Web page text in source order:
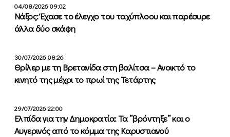
04/08/2026 09:02
Νάξος: Έχασε το έλεγχο του ταχύπλοου και παρέσυρε
άλλα δύο σκάφη
30/07/2026 08:26
Θρίλερ με τη Βρετανίδα στη βαλίτσα – Ανοικτό το
κινητό της μέχρι το πρωί της Τετάρτης
29/07/2026 22:00
Ελπίδα για την Δημοκρατία: Τα ”βρόντηξε” και ο
Αυγερινός από το κόμμα της Καρυστιανού